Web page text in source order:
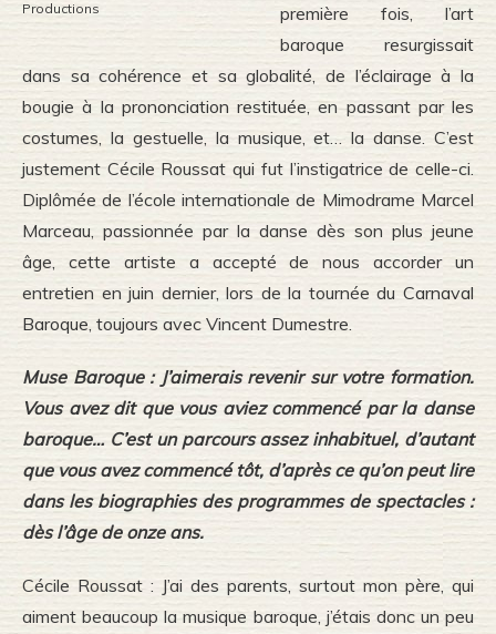
Productions
première fois, l’art
baroque resurgissait
dans sa cohérence et sa globalité, de l’éclairage à la
bougie à la prononciation restituée , en passant par les
costumes, la gestuelle, la musique, et… la danse. C’est
justement Cécile Roussat qui fut l’instigatrice de celle-ci.
Diplômée de l’école internationale de Mimodrame Marcel
Marceau, passionnée par la danse dès son plus jeune
âge, cette artiste a accepté de nous accorder un
entretien en juin dernier, lors de la tournée du Carnaval
Baroque , toujours avec Vincent Dumestre.
Muse Baroque : J’aimerais revenir sur votre formation.
Vous avez dit que vous aviez commencé par la danse
baroque… C’est un parcours assez inhabituel, d’autant
que vous avez commencé tôt, d’après ce qu’on peut lire
dans les biographies des programmes de spectacles :
dès l’âge de onze ans.
Cécile Roussat : J’ai des parents, surtout mon père, qui
aiment beaucoup la musique baroque, j’étais donc un peu